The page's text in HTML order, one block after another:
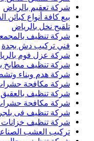
شركة تعقيم بالرياض
بيع كافة أنواع
تلقيح نخل بالرياض
شركة تنظيف
فني تركيب دش بجدة
شركة عزل فوم
شركة تنظيف مطابخ
شركة هدم وبناء
شركة مكافحة
شركة تنظيف بالعقيق
شركة مكافحة
شركة تنظيف فى
شركة تنظيف خزانات
تركيب العشب